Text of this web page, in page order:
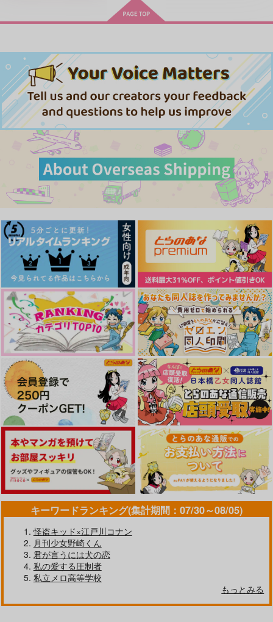
体感予報 2 青と碧 2
きみは最愛のステラ 上下巻 ミルクなきみとビターな彼 2
愛とかいろいろあるところ あなたは俺の運命でしょ！！
やらしく躾けて愛してあげる－Dom
／Subユニバース－２
最狂ヤンキーが僕だけに夢中な
件！？
なんかもうあーあって感じ。2 特装
僕の愛しいよなさん
エンドロールは地獄まで 2 嘘つきなキスで今日もバイバイ
好きとおかえり
クールぶり男子と激重男子 1 恋のふりして君を呼ぶ
スボス女王は民の為に尽くし
ます。Season2
黄泉のツガイ
MAMORU MIYANO ASIA LIV
E TOUR 2025-2026 ～VACATI
ONING!～/宮野真守
アイドルマスター SideM
「40までにしたい10のこと2」
ドラマCD特装盤 (マンガ小冊
子セット)
うたの☆プリンスさまっ♪HE
★VENSドラマCD「BLACK G
ARDEN-memento-」 cloud nine(古川 慎盤)/古川慎
キーワードランキング(集計期間：07/30～08/05)
怪盗キッド×江戸川コナン
月刊少女野崎くん
君が言うには犬の恋
私の愛する圧制者
私立メロ高等学校
もっとみる